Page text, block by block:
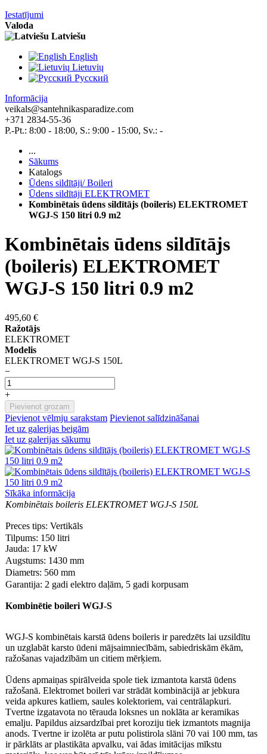
Iestatījumi
Valoda
Latviešu
English
Lietuvių
Pусский
Informācija
veikals@santehnikasparadize.com
+371 2834-55-36
P.-Pt.: 8:00 - 18:00, S.: 9:00 - 15:00, Sv.: -
...
Sākums
Katalogs
Ūdens sildītāji/ Boileri
Ūdens sildītāji ELEKTROMET
Kombinētais ūdens sildītājs (boileris) ELEKTROMET
WGJ-S 150 litri 0.9 m2
Kombinētais ūdens sildītājs
(boileris) ELEKTROMET
WGJ-S 150 litri 0.9 m2
495,60 €
Ražotājs
ELEKTROMET
Modelis
ELEKTROMET WGJ-S 150L
−
+
Pievienot grozam
Pievienot vēlmju sarakstam Pievienot salīdzināšanai
Iet uz galerijas beigām
Iet uz galerijas sākumu
Sīkāka informācija
Kombinētais boileris ELEKTROMET WGJ-S 150L
Preces tips: Vertikāls
Tilpums: 150 litri
Jauda: 17 kW
Augstums: 1430 mm
Diametrs: 560 mm
Garantija: 2 gadi elektro daļām, 5 gadi korpusam
Kombinētie boileri WGJ-S
WGJ-S kombinētais karstā ūdens boileris ir paredzēts lai uzsildītu
un uzglabāt karsto ūdeni mājsaimniecībām, sabiedriskām ēkām,
ražošanas vajadzībām un citiem mērķiem.
Ūdens apmaiņas spirālveida spole tiek izmantota karstā ūdens
ražošanā. Elektromet boileri var strādāt kombinācijā ar jebkura
veida apkures katliem, saules kolektoriem, vai centrālapkuri.
Tvertne izgatavota no tērauda loksnes un noklāta ar keramikas
emalju. Papildus aizsardzībai pret koroziju tiek izmantots magnija
anods. Tvertne ir izolēta ar putu polistirola slāni 70 vai 100 mm, tas
ir pārklāts ar plastikāta apvalku, vai ādas imitācijas mīkstu